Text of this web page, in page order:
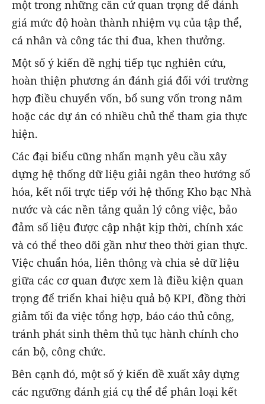
một trong những căn cứ quan trọng để đánh
giá mức độ hoàn thành nhiệm vụ của tập thể,
cá nhân và công tác thi đua, khen thưởng.
Một số ý kiến đề nghị tiếp tục nghiên cứu,
hoàn thiện phương án đánh giá đối với trường
hợp điều chuyển vốn, bổ sung vốn trong năm
hoặc các dự án có nhiều chủ thể tham gia thực
hiện.
Các đại biểu cũng nhấn mạnh yêu cầu xây
dựng hệ thống dữ liệu giải ngân theo hướng số
hóa, kết nối trực tiếp với hệ thống Kho bạc Nhà
nước và các nền tảng quản lý công việc, bảo
đảm số liệu được cập nhật kịp thời, chính xác
và có thể theo dõi gần như theo thời gian thực.
Việc chuẩn hóa, liên thông và chia sẻ dữ liệu
giữa các cơ quan được xem là điều kiện quan
trọng để triển khai hiệu quả bộ KPI, đồng thời
giảm tối đa việc tổng hợp, báo cáo thủ công,
tránh phát sinh thêm thủ tục hành chính cho
cán bộ, công chức.
Bên cạnh đó, một số ý kiến đề xuất xây dựng
các ngưỡng đánh giá cụ thể để phân loại kết